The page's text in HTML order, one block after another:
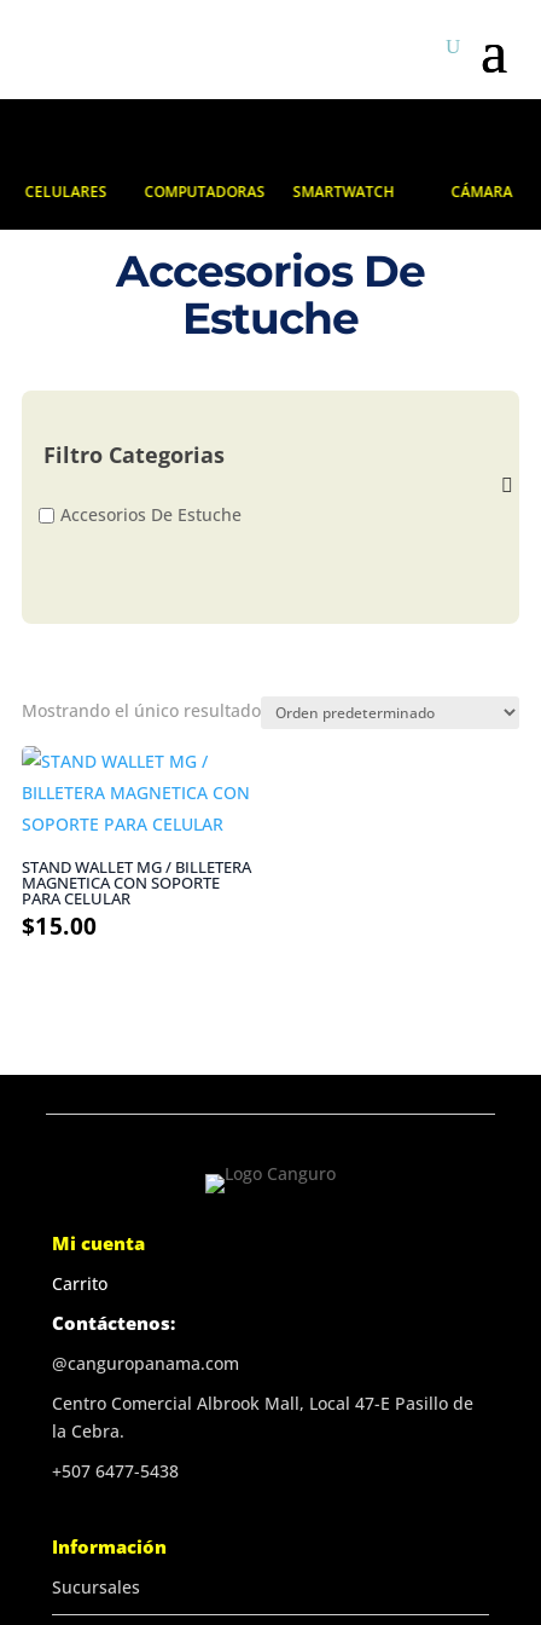
CELULARES COMPUTADORAS SMARTWATCH CÁMARA
Accesorios De
Estuche
Filtro Categorias
Accesorios De Estuche
Mostrando el único resultado
STAND WALLET MG / BILLETERA
MAGNETICA CON SOPORTE
PARA CELULAR
$15.00
Mi cuenta
Carrito
Contáctenos:
@canguropanama.com
Centro Comercial Albrook Mall, Local 47-E Pasillo de
la Cebra.
+507 6477-5438
Información
Sucursales